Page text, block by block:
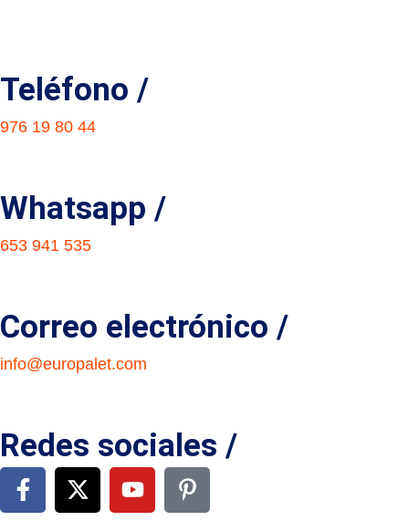
Teléfono /
976 19 80 44
Whatsapp /
653 941 535
Correo electrónico /
info@europalet.com
Redes sociales /